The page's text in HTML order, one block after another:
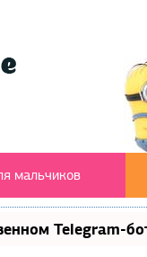
мальчиков
Telegram-